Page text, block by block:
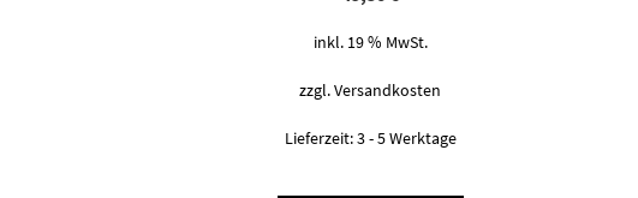
inkl. 19 % MwSt.
zzgl.Versandkosten
Lieferzeit:3 - 5 Werktage